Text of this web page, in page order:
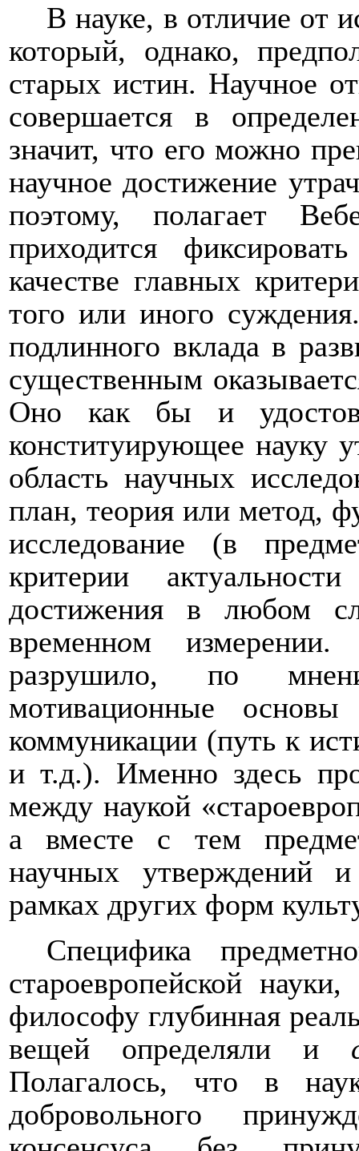
В науке, в отличие от
который, однако,
старых истин. Научное
совершается в
значит, что его можно
научное достижение
поэтому, полагает
приходится
качестве главных
того или иного
подлинного вклада в
существенным
Оно как бы и
конституирующее науку
область научных
план, теория или метод,
исследование (в
критерии
достижения в любом
временном измерении.
разрушило, по
мотивационные
коммуникации (путь к
и т.д.). Именно здесь
между наукой
а вместе с тем
научных утверждений
рамках других форм
Специфика
староевропейской
философу глубинная
вещей определяли и
Полагалось, что в
добровольного